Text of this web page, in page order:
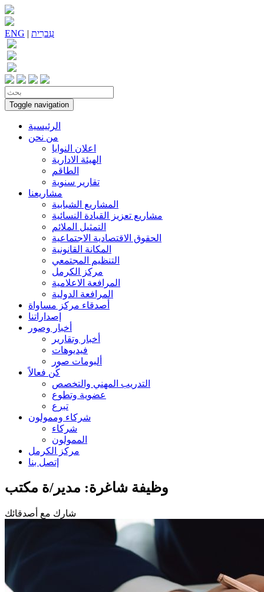
ENG | עִברִית
Toggle navigation
الرئيسية
من نحن
اعلان النوايا
الهيئة الادارية
الطاقم
تقارير سنوية
مشاريعنا
المشاريع الشبابية
مشاريع تعزيز القيادة النسائية
التمثيل الملائم
الحقوق الاقتصادية الاجتماعية
المكانة القانونية
التنظيم المجتمعي
مركز الكرمل
المرافعة الاعلامية
المرافعة الدولية
أصدقاء مركز مساواة
إصداراتنا
أخبار وصور
أخبار وتقارير
فيديوهات
ألبومات صور
كُن فعالاً
التدريب المهني والتخصص
عضوية وتطوع
تبرع
شركاء وممولون
شركاء
الممولون
مركز الكرمل
إتصل بنا
وظيفة شاغرة: مدير/ة مكتب
شارك مع أصدقائك